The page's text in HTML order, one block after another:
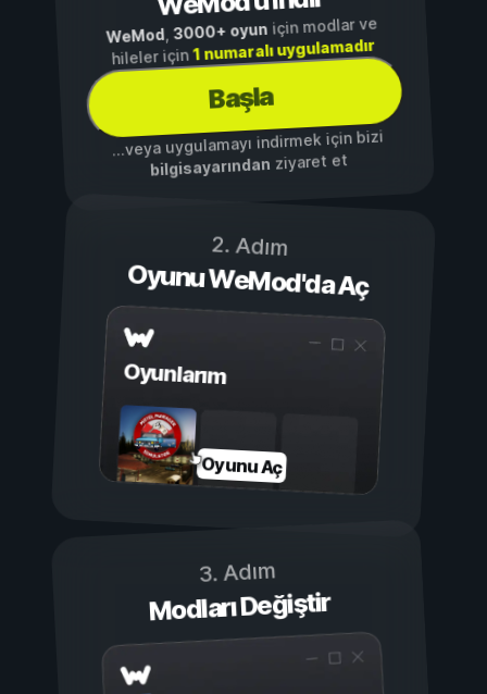
WeMod,3000+ oyuniçin modlar ve
hileler için1 numaralı uygulamadır
Başla
...veya uygulamayı indirmek için bizi
bilgisayarından ziyaret et
2. Adım
Oyunu WeMod'da Aç
Oyunlarım
Oyunu Aç
3. Adım
Modları Değiştir